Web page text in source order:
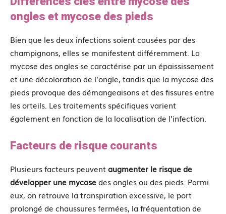
ongles et mycose des pieds
Bien que les deux infections soient causées par des
champignons, elles se manifestent différemment. La
mycose des ongles se caractérise par un épaississement
et une décoloration de l’ongle, tandis que la mycose des
pieds provoque des démangeaisons et des fissures entre
les orteils. Les traitements spécifiques varient
également en fonction de la localisation de l’infection.
Facteurs de risque courants
Plusieurs facteurs peuventaugmenter le risque de
développer une mycosedes ongles ou des pieds. Parmi
eux, on retrouve la transpiration excessive, le port
prolongé de chaussures fermées, la fréquentation de